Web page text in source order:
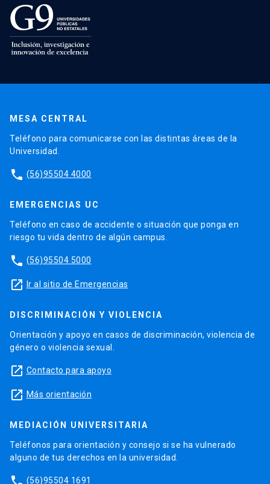
MESA CENTRAL
Teléfono para comunicarse con las distintas áreas de la
Universidad.
phone (56)95504 4000
EMERGENCIAS UC
Teléfono en caso de accidente o situación que ponga en
riesgo tu vida dentro de algún campus.
phone (56)95504 5000
launch Ir al sitio de Emergencias
DISCRIMINACIÓN Y VIOLENCIA
Orientación y apoyo en casos de discriminación, violencia de
género o violencia sexual.
launch Contacto para apoyo
launch Más orientación
MEDIACIÓN UNIVERSITARIA
Teléfonos para orientación y consejo si se ha vulnerado
alguno de tus derechos en la universidad.
(56)95504 1691